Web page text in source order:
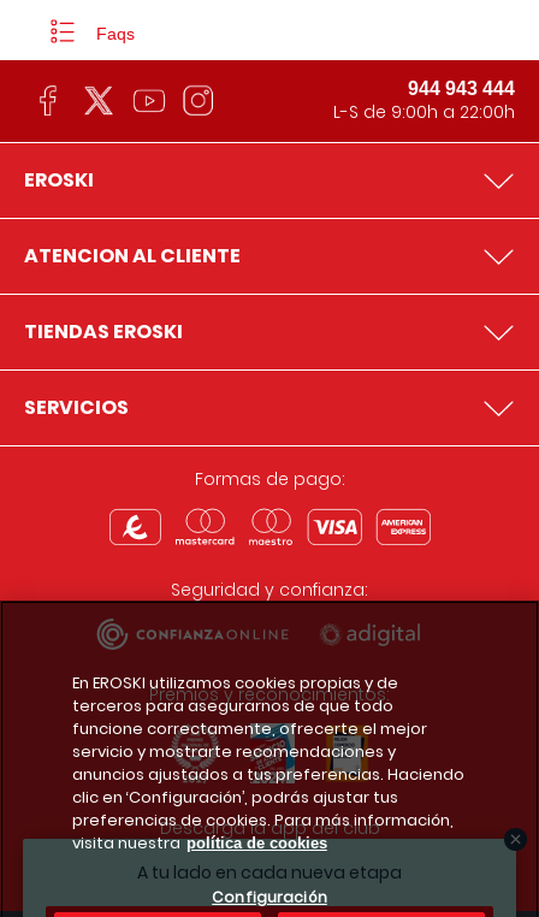
A tu lado en cada nueva etapa
Faqs
944 943 444
L-S de 9:00h a 22:00h
EROSKI
ATENCION AL CLIENTE
TIENDAS EROSKI
SERVICIOS
Formas de pago:
Seguridad y confianza:
Premios y reconocimientos:
Descarga la app del club
En EROSKI utilizamos cookies propias y de
terceros para asegurarnos de que todo
funcione correctamente, ofrecerte el mejor
servicio y mostrarte recomendaciones y
anuncios ajustados a tus preferencias. Haciendo
clic en ‘Configuración’, podrás ajustar tus
preferencias de cookies. Para más información,
visita nuestra política de cookies
Configuración